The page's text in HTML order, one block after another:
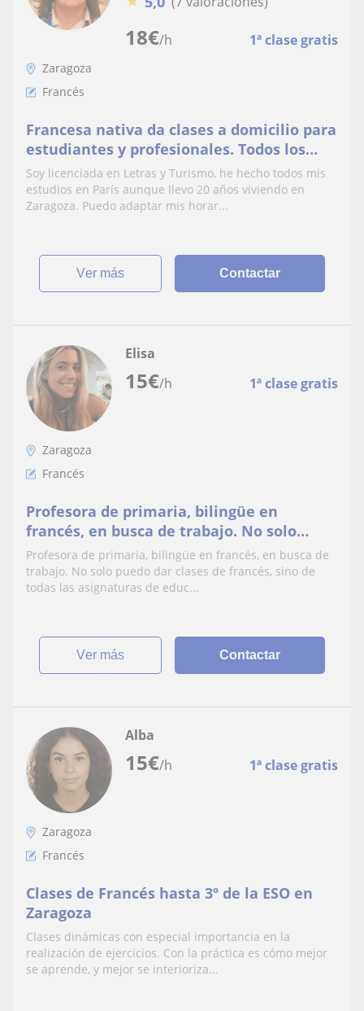
18€/h 1ª clase gratis
Zaragoza
Francés
Francesa nativa da clases a domicilio para
estudiantes y profesionales. Todos los
niveles y preparación a exámenes
Soy licenciada en Letras y Turismo, he hecho todos mis
estudios en París aunque llevo 20 años viviendo en
Zaragoza. Puedo adaptar mis horar...
ver más Contactar
15€/h 1ª clase gratis
Elisa
Zaragoza
Francés
Profesora de primaria, bilingüe en
francés, en busca de trabajo. No solo
puedo dar clases de francés, sino de todas
las asignaturas de educación primaria
Profesora de primaria, bilingüe en francés, en busca de
trabajo. No solo puedo dar clases de francés, sino de
todas las asignaturas de educ...
ver más Contactar
15€/h 1ª clase gratis
Alba
Zaragoza
Francés
Clases de Francés hasta 3º de la ESO en
Zaragoza
Clases dinámicas con especial importancia en la
realización de ejercicios. Con la práctica es cómo mejor
se aprende, y mejor se interioriza...